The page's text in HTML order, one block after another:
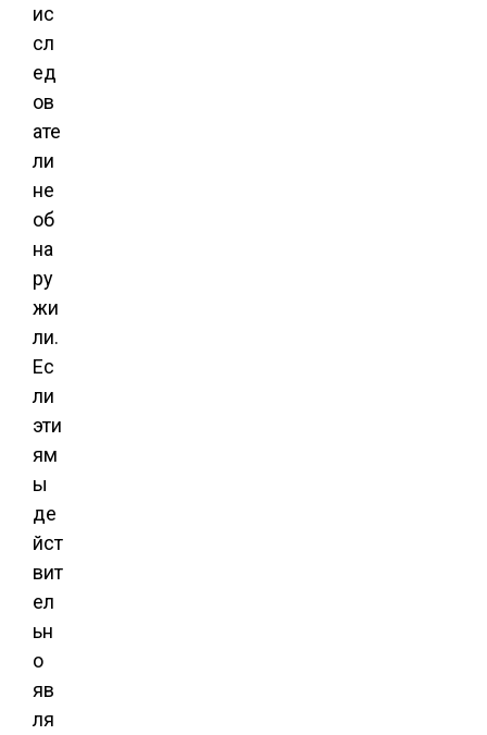
ис
сл
ед
ов
ате
ли
не
об
на
ру
жи
ли.
Ес
ли
эти
ям
ы
де
йст
вит
ел
ьн
о
яв
ля